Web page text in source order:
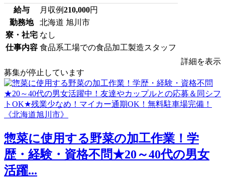
給与 月収例210,000円
勤務地
北海道 旭川市
寮・社宅 なし
仕事内容 食品系工場での食品加工製造スタッフ
詳細を表示
募集が停止しています
惣菜に使用する野菜の加工作業！学
歴・経験・資格不問★20～40代の男女
活躍...